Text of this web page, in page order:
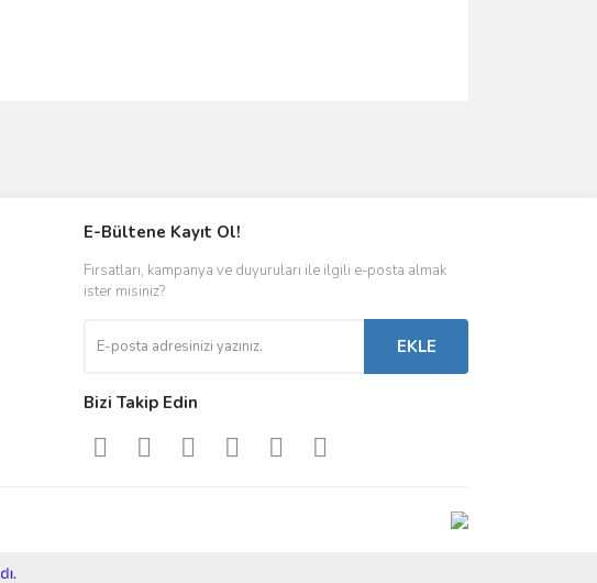
E-Bültene Kayıt Ol!
Fırsatları, kampanya ve duyuruları ile ilgili e-posta almak
ister misiniz?
EKLE
Bizi Takip Edin